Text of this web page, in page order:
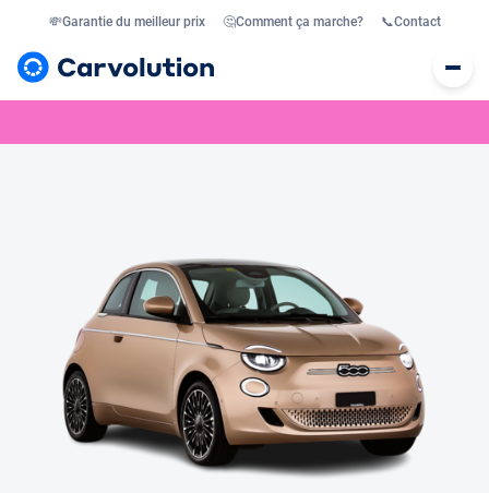
💸Garantie du meilleur prix 🤔Comment ça marche? 📞Contact